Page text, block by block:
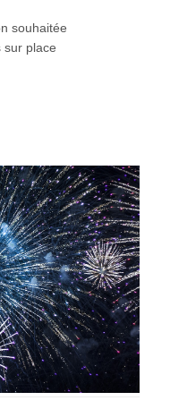
souhaitée
sur place